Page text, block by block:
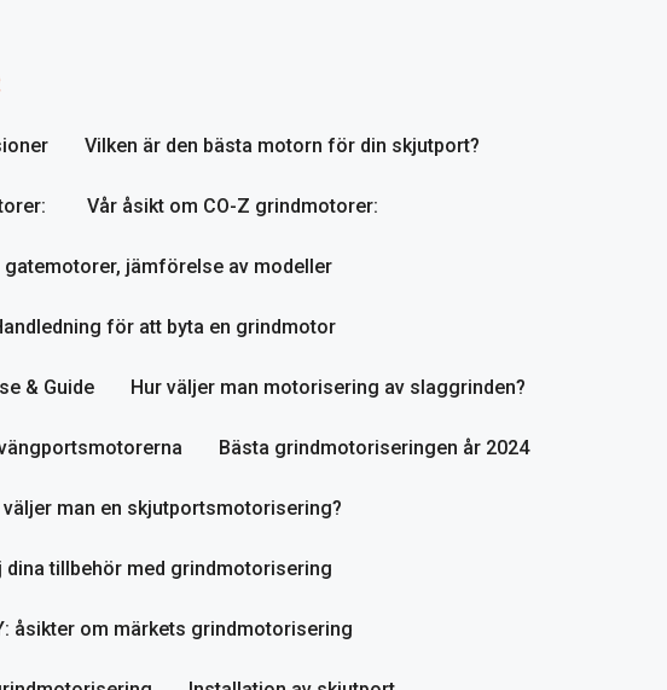
Vilken är den bästa motorn för din skjutport?
Vår åsikt om CO-Z grindmotorer:
jämförelse av modeller
för att byta en grindmotor
& Guide Hur väljer man motorisering av slaggrinden?
Bästa grindmotoriseringen år 2024
väljer man en skjutportsmotorisering?
dina tillbehör med grindmotorisering
åsikter om märkets grindmotorisering